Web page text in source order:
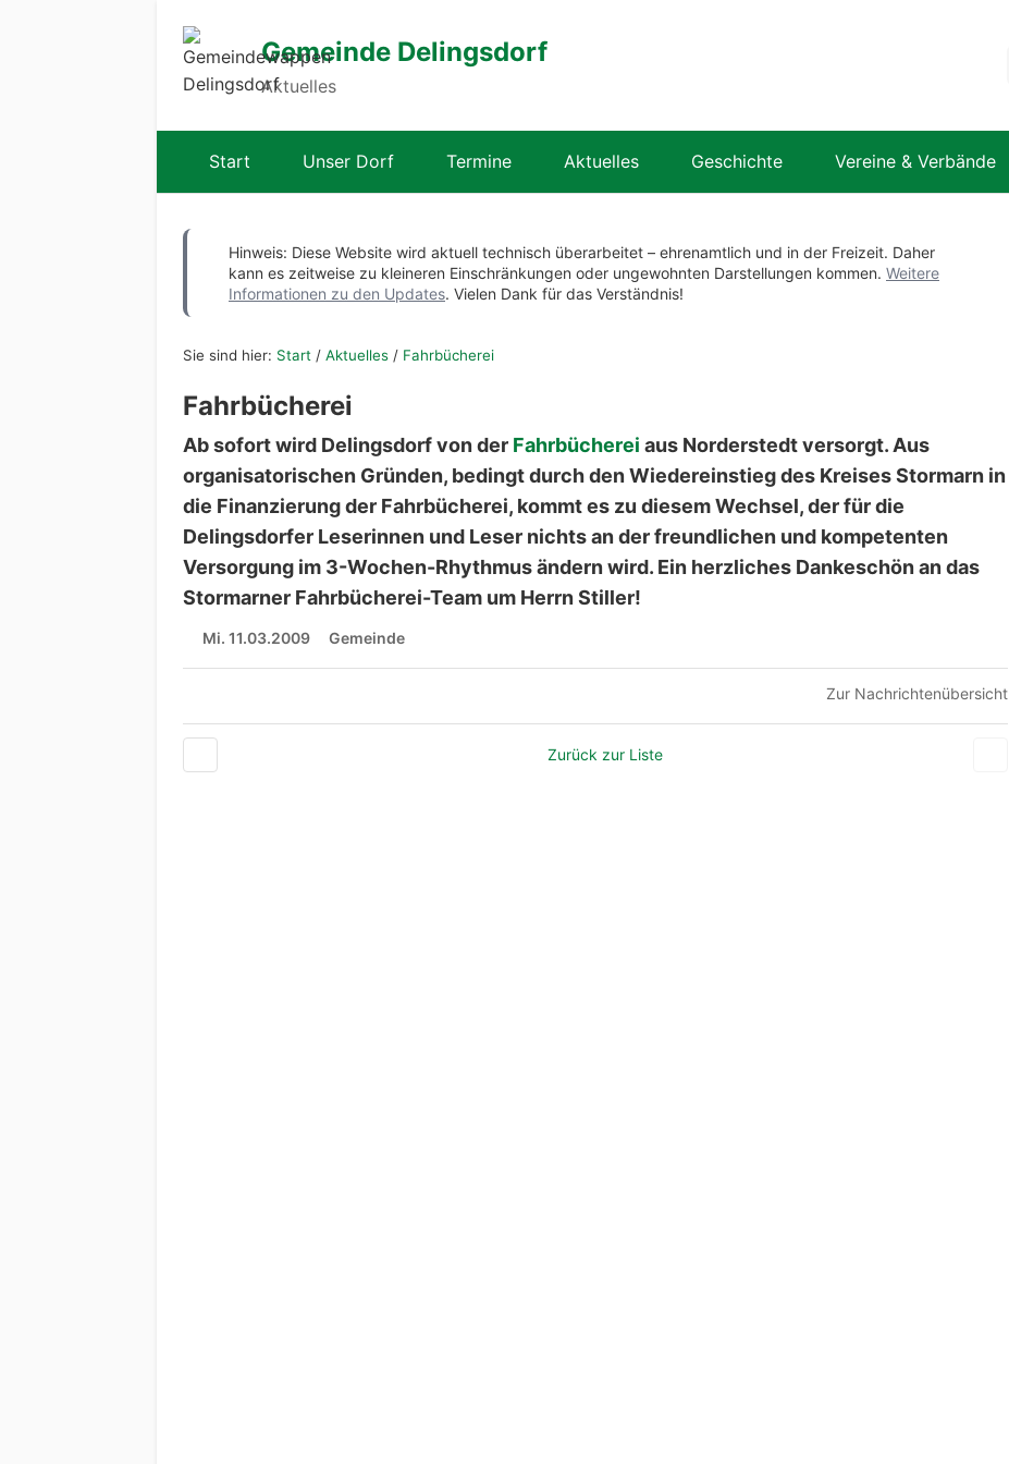
Gemeinde Delingsdorf
Aktuelles
Start Unser Dorf Termine Aktuelles Geschichte Vereine & Verbände
Hinweis: Diese Website wird aktuell technisch überarbeitet – ehrenamtlich und in der Freizeit. Daher
kann es zeitweise zu kleineren Einschränkungen oder ungewohnten Darstellungen kommen. Weitere
Informationen zu den Updates. Vielen Dank für das Verständnis!
Sie sind hier: Start / Aktuelles / Fahrbücherei
Fahrbücherei
Ab sofort wird Delingsdorf von der Fahrbücherei aus Norderstedt versorgt. Aus
organisatorischen Gründen, bedingt durch den Wiedereinstieg des Kreises Stormarn in
die Finanzierung der Fahrbücherei, kommt es zu diesem Wechsel, der für die
Delingsdorfer Leserinnen und Leser nichts an der freundlichen und kompetenten
Versorgung im 3-Wochen-Rhythmus ändern wird. Ein herzliches Dankeschön an das
Stormarner Fahrbücherei-Team um Herrn Stiller!
Mi. 11.03.2009 Gemeinde
Zur Nachrichtenübersicht
Zurück zur Liste